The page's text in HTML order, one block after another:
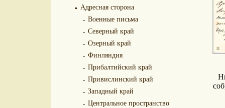
Адресная сторона
Военные письма
Северный край
Озерный край
Финляндия
Прибалтийский край
Привислинский край
Западный край
Центральное пространство